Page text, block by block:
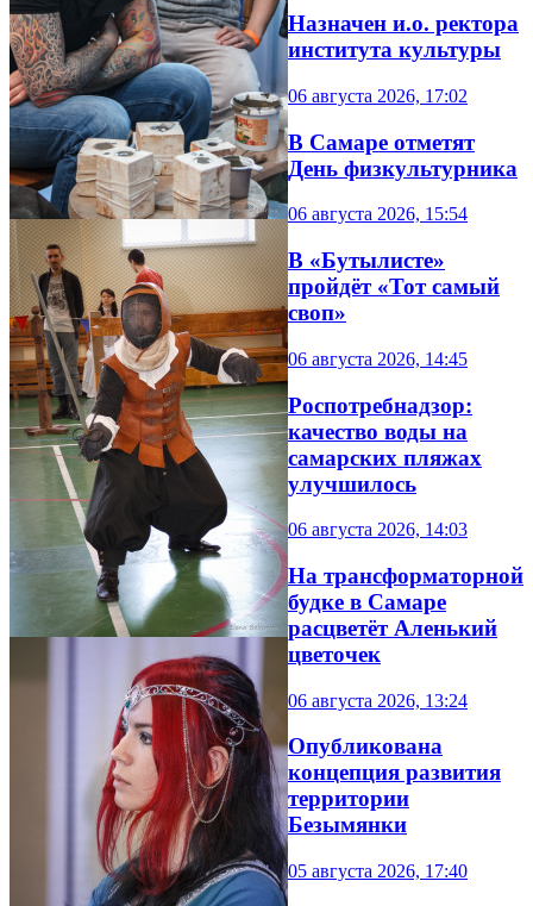
Назначен и.о. ректора
института культуры
06 августа 2026, 17:02
В Самаре отметят
День физкультурника
06 августа 2026, 15:54
В «Бутылисте»
пройдёт «Тот самый
своп»
06 августа 2026, 14:45
Роспотребнадзор:
качество воды на
самарских пляжах
улучшилось
06 августа 2026, 14:03
На трансформаторной
будке в Самаре
расцветёт Аленький
цветочек
06 августа 2026, 13:24
Опубликована
концепция развития
территории
Безымянки
05 августа 2026, 17:40